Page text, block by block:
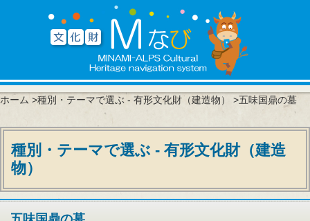
ホーム >種別・テーマで選ぶ - 有形文化財（建造物） >五味国鼎の墓
種別・テーマで選ぶ - 有形文化財（建造
物）